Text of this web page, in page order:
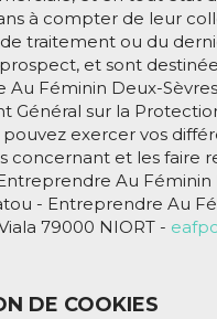
à compter de leur
traitement ou du
et sont
Au Féminin Deux-
Général sur la
pouvez exercer vos
concernant et les faire
Au Féminin
- Entreprendre Au
79000 NIORT -
DE COOKIES